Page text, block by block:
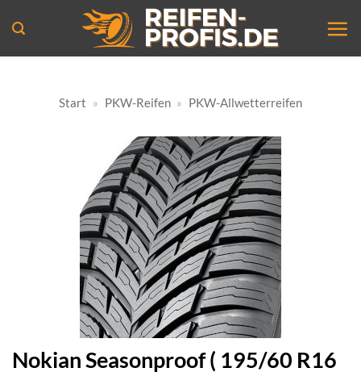
Inhalt
springen
Start » PKW-Reifen » PKW-Allwetterreifen
Nokian Seasonproof ( 195/60 R16